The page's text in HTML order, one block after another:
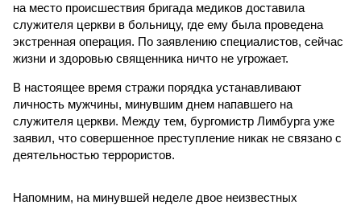
на место происшествия бригада медиков доставила
служителя церкви в больницу, где ему была проведена
экстренная операция. По заявлению специалистов, сейчас
жизни и здоровью священника ничто не угрожает.
В настоящее время стражи порядка устанавливают
личность мужчины, минувшим днем напавшего на
служителя церкви. Между тем, бургомистр Лимбурга уже
заявил, что совершенное преступление никак не связано с
деятельностью террористов.
Напомним, на минувшей неделе двое неизвестных